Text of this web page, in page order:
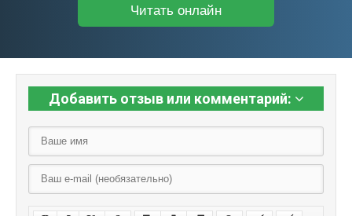
Читать онлайн
Добавить отзыв или комментарий: